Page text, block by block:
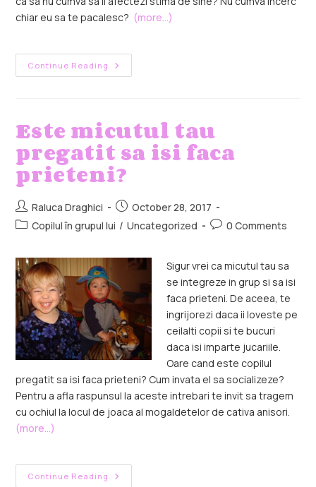
chiar eu sa te pacalesc? (more…)
Continue Reading
Este micutul tau
pregatit sa isi faca
prieteni?
Raluca Draghici
October 28, 2017
Copilul în grupul lui / Uncategorized 0 Comments
Sigur vrei ca micutul tau sa
se integreze in grup si sa isi
faca prieteni. De aceea, te
ingrijorezi daca ii loveste pe
ceilalti copii si te bucuri
daca isi imparte jucariile.
Oare cand este copilul
pregatit sa isi faca prieteni? Cum invata el sa socializeze?
Pentru a afla raspunsul la aceste intrebari te invit sa tragem
cu ochiul la locul de joaca al mogaldetelor de cativa anisori.
(more…)
Continue Reading